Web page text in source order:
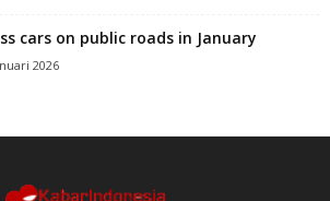
cars on public roads in January
2026